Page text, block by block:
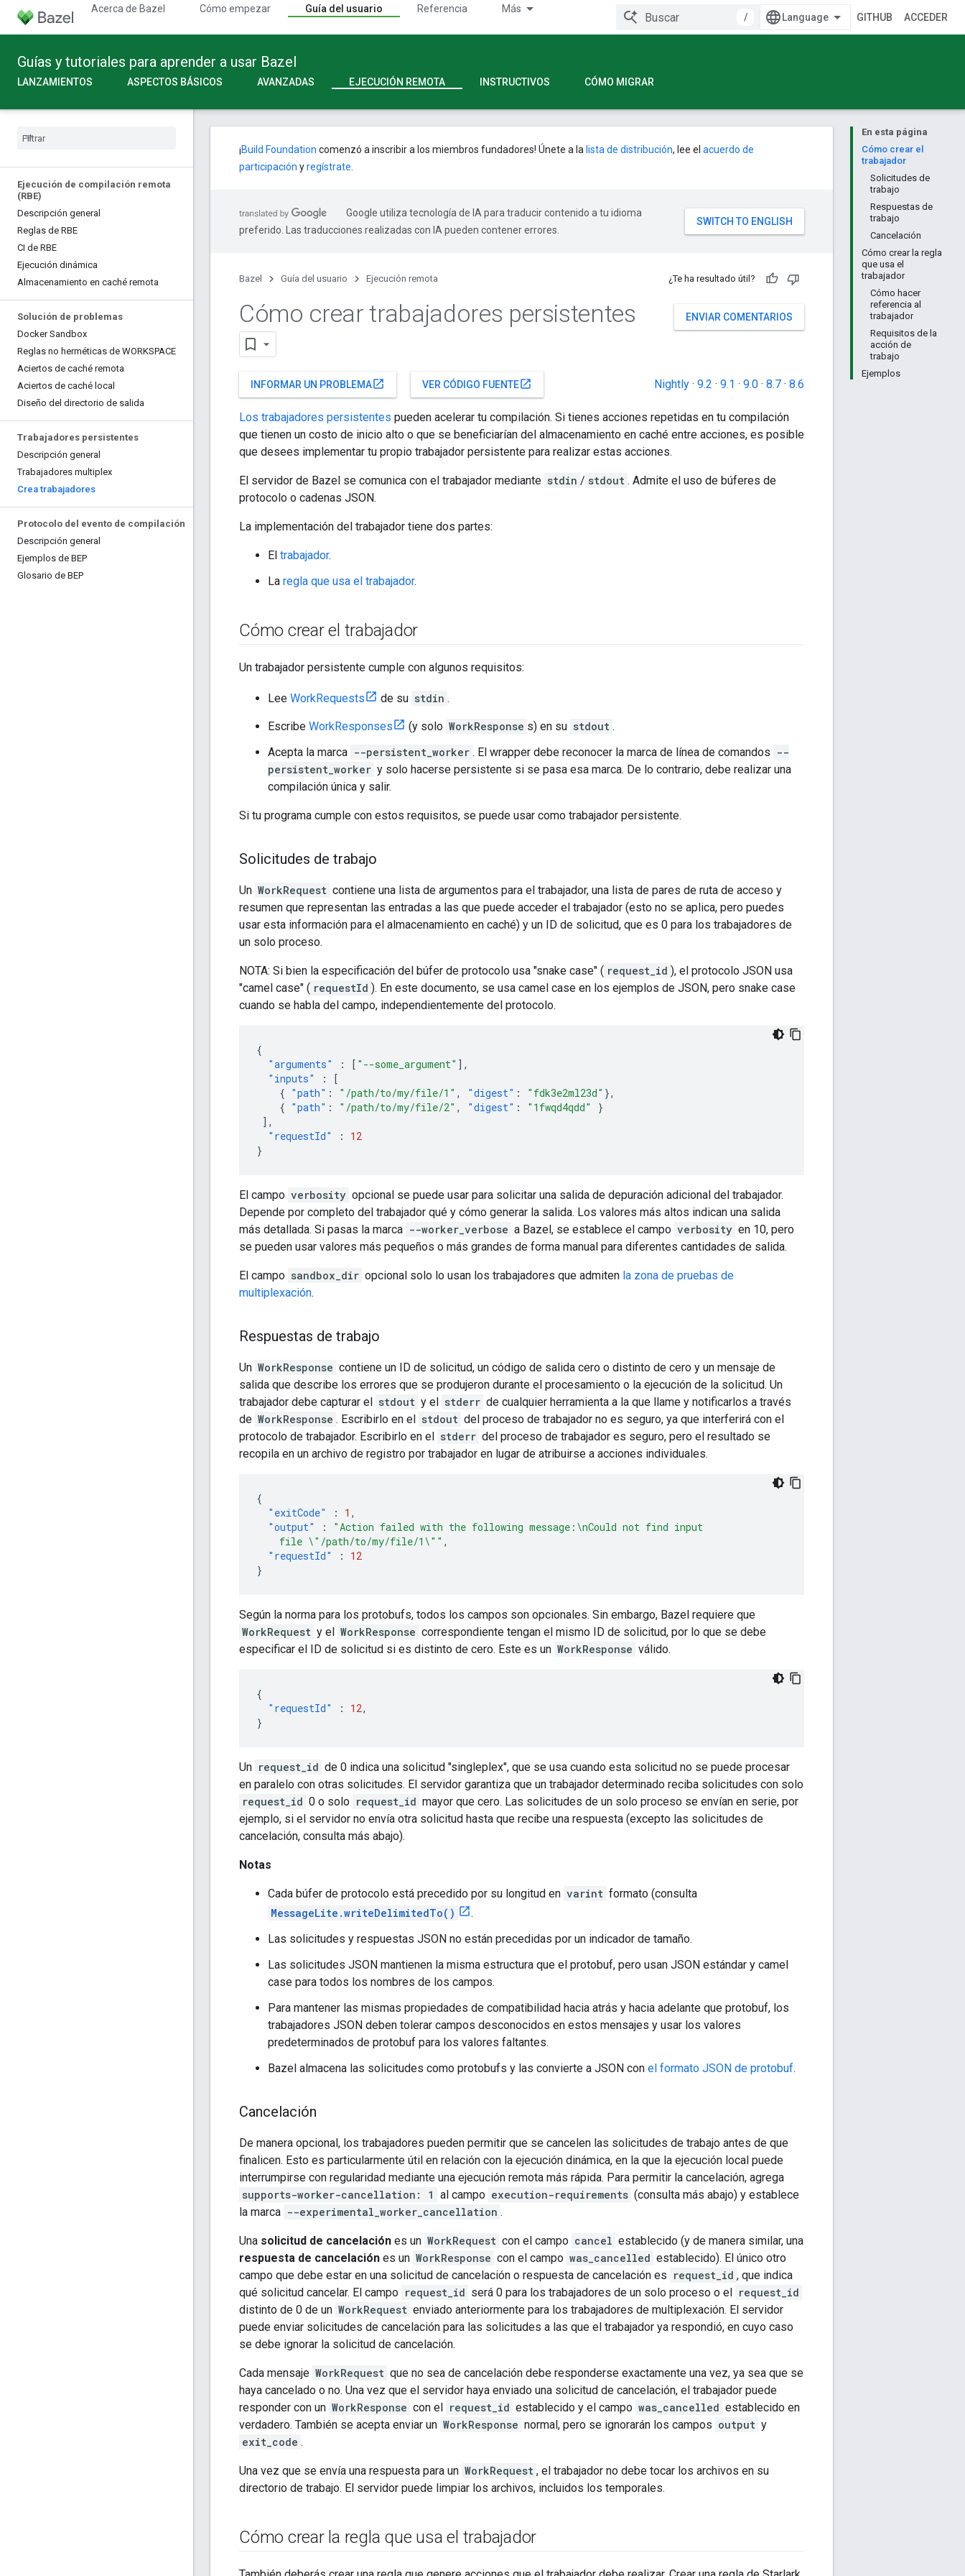
Acerca de Bazel Cómo empezar Guía del usuario Referencia Más
/ GITHUB ACCEDER
Guías y tutoriales para aprender a usar Bazel
LANZAMIENTOS ASPECTOS BÁSICOS AVANZADAS EJECUCIÓN REMOTA INSTRUCTIVOS CÓMO MIGRAR
Ejecución de compilación remota
(RBE)
Descripción general
Reglas de RBE
CI de RBE
Ejecución dinámica
Almacenamiento en caché remota
Solución de problemas
Docker Sandbox
Reglas no herméticas de WORKSPACE
Aciertos de caché remota
Aciertos de caché local
Diseño del directorio de salida
Trabajadores persistentes
Descripción general
Trabajadores multiplex
Crea trabajadores
Protocolo del evento de compilación
Descripción general
Ejemplos de BEP
Glosario de BEP
En esta página
Cómo crear el
trabajador
Solicitudes de
trabajo
Respuestas de
trabajo
Cancelación
Cómo crear la regla
que usa el
trabajador
Cómo hacer
referencia al
trabajador
Requisitos de la
acción de
trabajo
Ejemplos
¡Build Foundation comenzó a inscribir a los miembros fundadores! Únete a la lista de distribución, lee el acuerdo de
participación yregístrate
Google utiliza tecnología de IA para traducir contenido a tu idioma
preferido. Las traducciones realizadas con IA pueden contener errores.
Bazel Guía del usuario Ejecución remota ¿Te ha resultado útil?
ENVIAR COMENTARIOS
Cómo crear trabajadores persistentes
INFORMAR UN PROBLEMAopen_in_new VER CÓDIGO FUENTEopen_in_new Nightly · 9.2 · 9.1 · 9.0 · 8.7 · 8.6
Los trabajadores persistentes pueden acelerar tu compilación. Si tienes acciones repetidas en tu compilación
que tienen un costo de inicio alto o que se beneficiarían del almacenamiento en caché entre acciones, es posible
que desees implementar tu propio trabajador persistente para realizar estas acciones.
El servidor de Bazel se comunica con el trabajador mediante stdin / stdout . Admite el uso de búferes de
protocolo o cadenas JSON.
La implementación del trabajador tiene dos partes:
El trabajador.
La regla que usa el trabajador.
Cómo crear el trabajador
Un trabajador persistente cumple con algunos requisitos:
Lee WorkRequests de su stdin .
Escribe WorkResponses (y solo WorkResponse s) en su stdout .
Acepta la marca --persistent_worker . El wrapper debe reconocer la marca de línea de comandos --
persistent_worker y solo hacerse persistente si se pasa esa marca. De lo contrario, debe realizar una
compilación única y salir.
Si tu programa cumple con estos requisitos, se puede usar como trabajador persistente.
Solicitudes de trabajo
Un WorkRequest contiene una lista de argumentos para el trabajador, una lista de pares de ruta de acceso y
resumen que representan las entradas a las que puede acceder el trabajador (esto no se aplica, pero puedes
usar esta información para el almacenamiento en caché) y un ID de solicitud, que es 0 para los trabajadores de
un solo proceso.
NOTA: Si bien la especificación del búfer de protocolo usa "snake case" ( request_id ), el protocolo JSON usa
"camel case" ( requestId ). En este documento, se usa camel case en los ejemplos de JSON, pero snake case
cuando se habla del campo, independientemente del protocolo.
{
"arguments"
: [ "--some_argument" ],
"inputs"
:
[
{ "path" : "/path/to/my/file/1" , "digest" : "fdk3e2ml23d" },
{ "path" : "/path/to/my/file/2" , "digest" : "1fwqd4qdd"
}
],
"requestId"
:
12
}
El campo verbosity opcional se puede usar para solicitar una salida de depuración adicional del trabajador.
Depende por completo del trabajador qué y cómo generar la salida. Los valores más altos indican una salida
más detallada. Si pasas la marca --worker_verbose a Bazel, se establece el campo verbosity en 10, pero
se pueden usar valores más pequeños o más grandes de forma manual para diferentes cantidades de salida.
El campo sandbox_dir opcional solo lo usan los trabajadores que admiten la zona de pruebas de
multiplexación.
Respuestas de trabajo
Un WorkResponse contiene un ID de solicitud, un código de salida cero o distinto de cero y un mensaje de
salida que describe los errores que se produjeron durante el procesamiento o la ejecución de la solicitud. Un
trabajador debe capturar el stdout y el stderr de cualquier herramienta a la que llame y notificarlos a través
de WorkResponse . Escribirlo en el stdout del proceso de trabajador no es seguro, ya que interferirá con el
protocolo de trabajador. Escribirlo en el stderr del proceso de trabajador es seguro, pero el resultado se
recopila en un archivo de registro por trabajador en lugar de atribuirse a acciones individuales.
{
"exitCode"
: 1 ,
"output"
:
"Action failed with the following message:\nCould not find input
    file \"/path/to/my/file/1\""
,
"requestId"
:
12
}
Según la norma para los protobufs, todos los campos son opcionales. Sin embargo, Bazel requiere que
WorkRequest y el WorkResponse correspondiente tengan el mismo ID de solicitud, por lo que se debe
especificar el ID de solicitud si es distinto de cero. Este es un WorkResponse válido.
{
"requestId"
: 12,
}
Un request_id de 0 indica una solicitud "singleplex", que se usa cuando esta solicitud no se puede procesar
en paralelo con otras solicitudes. El servidor garantiza que un trabajador determinado reciba solicitudes con solo
request_id 0 o solo request_id mayor que cero. Las solicitudes de un solo proceso se envían en serie, por
ejemplo, si el servidor no envía otra solicitud hasta que recibe una respuesta (excepto las solicitudes de
cancelación, consulta más abajo).
Notas
Cada búfer de protocolo está precedido por su longitud en varint formato (consulta
MessageLite.writeDelimitedTo()
.
Las solicitudes y respuestas JSON no están precedidas por un indicador de tamaño.
Las solicitudes JSON mantienen la misma estructura que el protobuf, pero usan JSON estándar y camel
case para todos los nombres de los campos.
Para mantener las mismas propiedades de compatibilidad hacia atrás y hacia adelante que protobuf, los
trabajadores JSON deben tolerar campos desconocidos en estos mensajes y usar los valores
predeterminados de protobuf para los valores faltantes.
Bazel almacena las solicitudes como protobufs y las convierte a JSON con el formato JSON de protobuf.
Cancelación
De manera opcional, los trabajadores pueden permitir que se cancelen las solicitudes de trabajo antes de que
finalicen. Esto es particularmente útil en relación con la ejecución dinámica, en la que la ejecución local puede
interrumpirse con regularidad mediante una ejecución remota más rápida. Para permitir la cancelación, agrega
supports-worker-cancellation: 1 al campo execution-requirements (consulta más abajo) y establece
la marca --experimental_worker_cancellation .
Una solicitud de cancelación es un WorkRequest con el campo cancel establecido (y de manera similar, una
respuesta de cancelación es un WorkResponse con el campo was_cancelled establecido). El único otro
campo que debe estar en una solicitud de cancelación o respuesta de cancelación es request_id , que indica
qué solicitud cancelar. El campo request_id será 0 para los trabajadores de un solo proceso o el request_id
distinto de 0 de un WorkRequest enviado anteriormente para los trabajadores de multiplexación. El servidor
puede enviar solicitudes de cancelación para las solicitudes a las que el trabajador ya respondió, en cuyo caso
se debe ignorar la solicitud de cancelación.
Cada mensaje WorkRequest que no sea de cancelación debe responderse exactamente una vez, ya sea que se
haya cancelado o no. Una vez que el servidor haya enviado una solicitud de cancelación, el trabajador puede
responder con un WorkResponse con el request_id establecido y el campo was_cancelled establecido en
verdadero. También se acepta enviar un WorkResponse normal, pero se ignorarán los campos output y
exit_code .
Una vez que se envía una respuesta para un WorkRequest , el trabajador no debe tocar los archivos en su
directorio de trabajo. El servidor puede limpiar los archivos, incluidos los temporales.
Cómo crear la regla que usa el trabajador